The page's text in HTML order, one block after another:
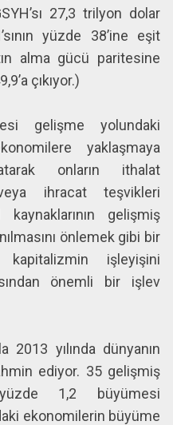
27,3 trilyon dolar
yüzde 38’ine eşit
alma gücü paritesine
çıkıyor.)
gelişme yolundaki
yaklaşmaya
onların ithalat
ihracat teşvikleri
gelişmiş
önlemek gibi bir
işleyişini
önemli bir işlev
2013 yılında dünyanın
ediyor. 35 gelişmiş
1,2 büyümesi
ekonomilerin büyüme